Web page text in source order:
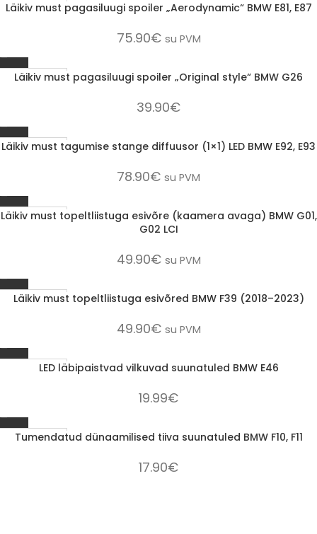
1-3 D.D.
Läikiv must pagasiluugi spoiler „Aerodynamic“ BMW E81, E87
75.90€ su PVM
1-3 D.D.
Läikiv must pagasiluugi spoiler „Original style“ BMW G26
39.90€
1-3 D.D.
Läikiv must tagumise stange diffuusor (1×1) LED BMW E92, E93
78.90€ su PVM
1-3 D.D.
Läikiv must topeltliistuga esivõre (kaamera avaga) BMW G01,
G02 LCI
49.90€ su PVM
1-3 D.D.
Läikiv must topeltliistuga esivõred BMW F39 (2018–2023)
49.90€ su PVM
1-3 D.D.
LED läbipaistvad vilkuvad suunatuled BMW E46
19.99€
1-3 D.D.
Tumendatud dünaamilised tiiva suunatuled BMW F10, F11
17.90€